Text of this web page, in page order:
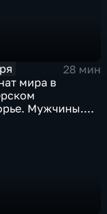
28 мин
мира в
Мужчины.